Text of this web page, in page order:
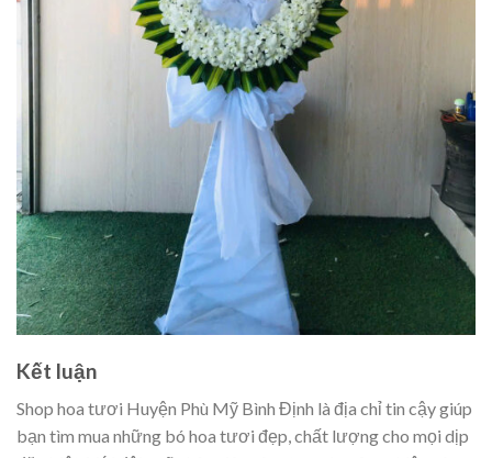
Kết luận
Shop hoa tươi Huyện Phù Mỹ Bình Định là địa chỉ tin cậy giúp
bạn tìm mua những bó hoa tươi đẹp, chất lượng cho mọi dịp